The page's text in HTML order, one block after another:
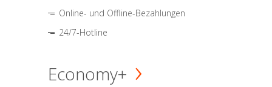
Online- und Offline-Bezahlungen
24/7-Hotline
Economy+